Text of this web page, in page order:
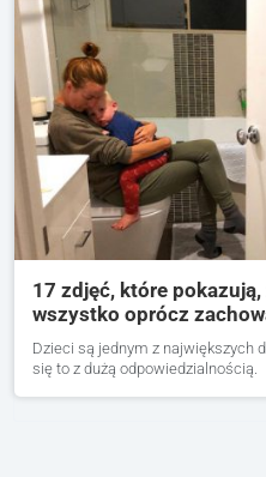
17 zdjęć, które
wszystko oprócz
Dzieci są jednym z największych
się to z dużą odpowiedzialnością.